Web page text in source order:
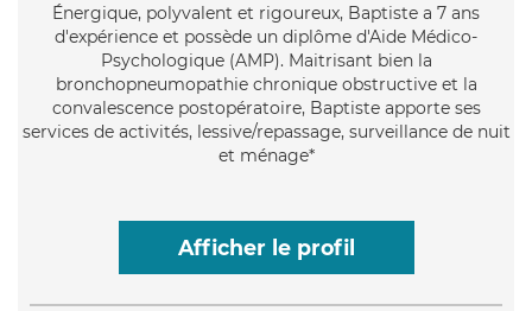
Énergique, polyvalent et rigoureux, Baptiste a 7 ans
d'expérience et possède un diplôme d'Aide Médico-
Psychologique (AMP). Maitrisant bien la
bronchopneumopathie chronique obstructive et la
convalescence postopératoire, Baptiste apporte ses
services de activités, lessive/repassage, surveillance de nuit
et ménage*
Afficher le profil